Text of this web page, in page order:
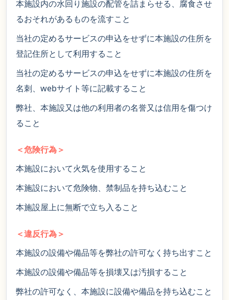
本施設内の水回り施設の配管を詰まらせる、腐食させ
るおそれがあるものを流すこと
当社の定めるサービスの申込をせずに本施設の住所を
登記住所として利用すること
当社の定めるサービスの申込をせずに本施設の住所を
名刺、webサイト等に記載すること
弊社、本施設又は他の利用者の名誉又は信用を傷つけ
ること
＜危険行為＞
本施設において火気を使用すること
本施設において危険物、禁制品を持ち込むこと
本施設屋上に無断で立ち入ること
＜違反行為＞
本施設の設備や備品等を弊社の許可なく持ち出すこと
本施設の設備や備品等を損壊又は汚損すること
弊社の許可なく、本施設に設備や備品を持ち込むこと